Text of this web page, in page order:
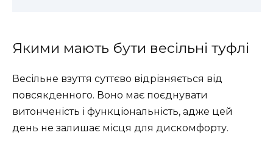
Якими мають бути весільні туфлі
Весільне взуття суттєво відрізняється від
повсякденного. Воно має поєднувати
витонченість і функціональність, адже цей
день не залишає місця для дискомфорту.